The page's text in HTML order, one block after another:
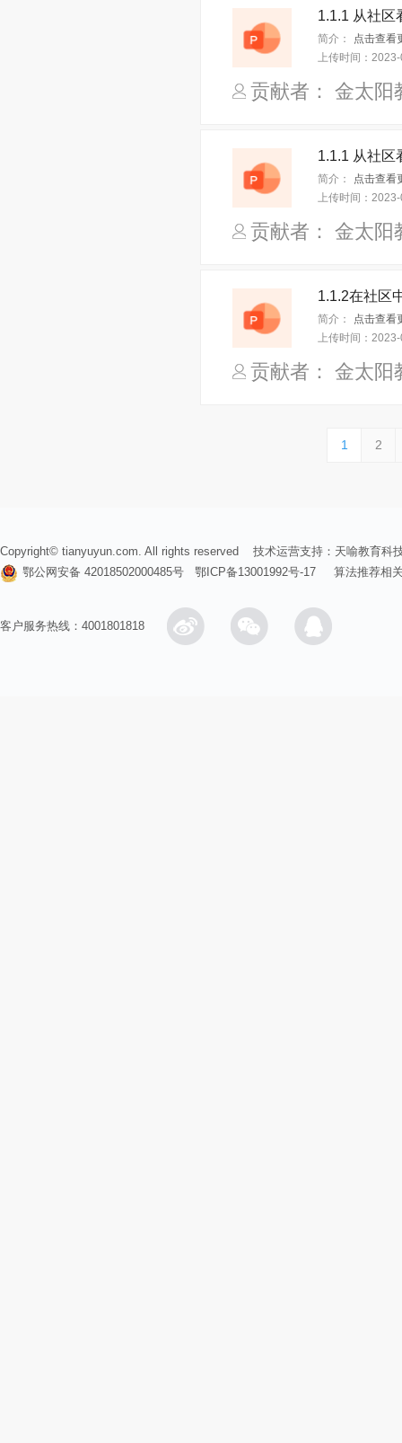
简介：
上传时间：
贡献者： 金太阳
简介：
上传时间：
贡献者： 金太阳
简介：
上传时间：
贡献者： 金太阳
1 2
Copyright© tianyuyun.com. All rights reserved 技术运营支持： 天喻教育科
鄂公网安备 42018502000485号
鄂ICP备13001992号-17 算法推荐相
客户服务热线：4001801818